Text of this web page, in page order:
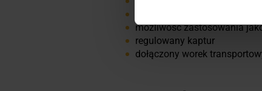
możliwość zastosowania
regulowany kaptur
dołączony worek